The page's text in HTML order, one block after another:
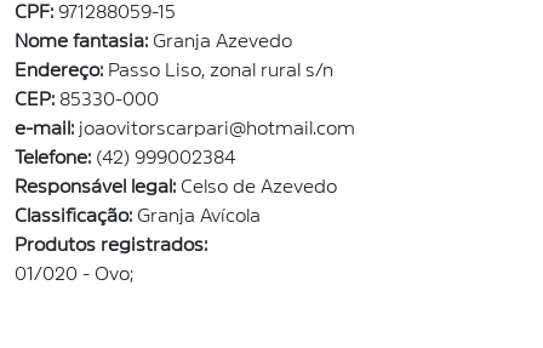
CPF: 971288059-15
Nome fantasia: Granja Azevedo
Endereço: Passo Liso, zonal rural s/n
CEP: 85330-000
e-mail: joaovitorscarpari@hotmail.com
Telefone: (42) 999002384
Responsável legal: Celso de Azevedo
Classificação: Granja Avícola
Produtos registrados:
01/020 - Ovo;